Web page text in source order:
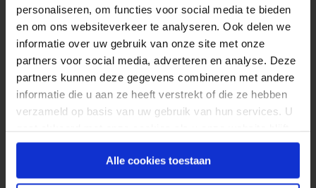
personaliseren, om functies voor social media te bieden
en om ons websiteverkeer te analyseren. Ook delen we
informatie over uw gebruik van onze site met onze
partners voor social media, adverteren en analyse. Deze
partners kunnen deze gegevens combineren met andere
informatie die u aan ze heeft verstrekt of die ze hebben
verzameld op basis van uw gebruik van hun services. U
gebruiken.
Alle cookies toestaan
producten uit productgroep X en daar hebben
wij nu een aanbieding voor), waarna verdere
personalisatie overbodig is. Ik kan mijzelf goed
inbeelden dat te veel personalisatie in een
email zoals in dit voorbeeld overbodig is (en
behoefte aan zou hebben, omdat ze me
persoonlijk aanspreken). Ik zou graag eens een
test uitvoeren met een email run met een goed
persoonlijk aanbod, waarbij de ene groep